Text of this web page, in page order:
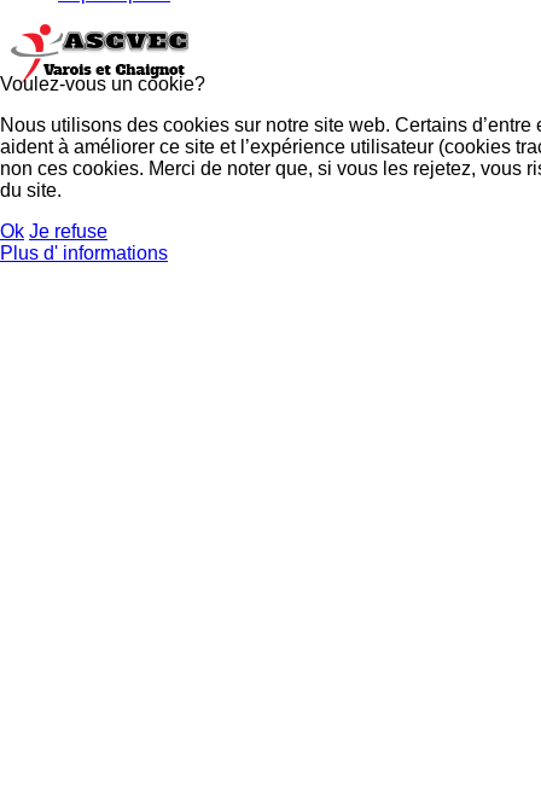
Voulez-vous un cookie?
Nous utilisons des cookies sur notre site web. Certains
aident à améliorer ce site et l’expérience utilisateur (cookies
non ces cookies. Merci de noter que, si vous les rejetez, vous
du site.
Ok Je refuse
Plus d' informations